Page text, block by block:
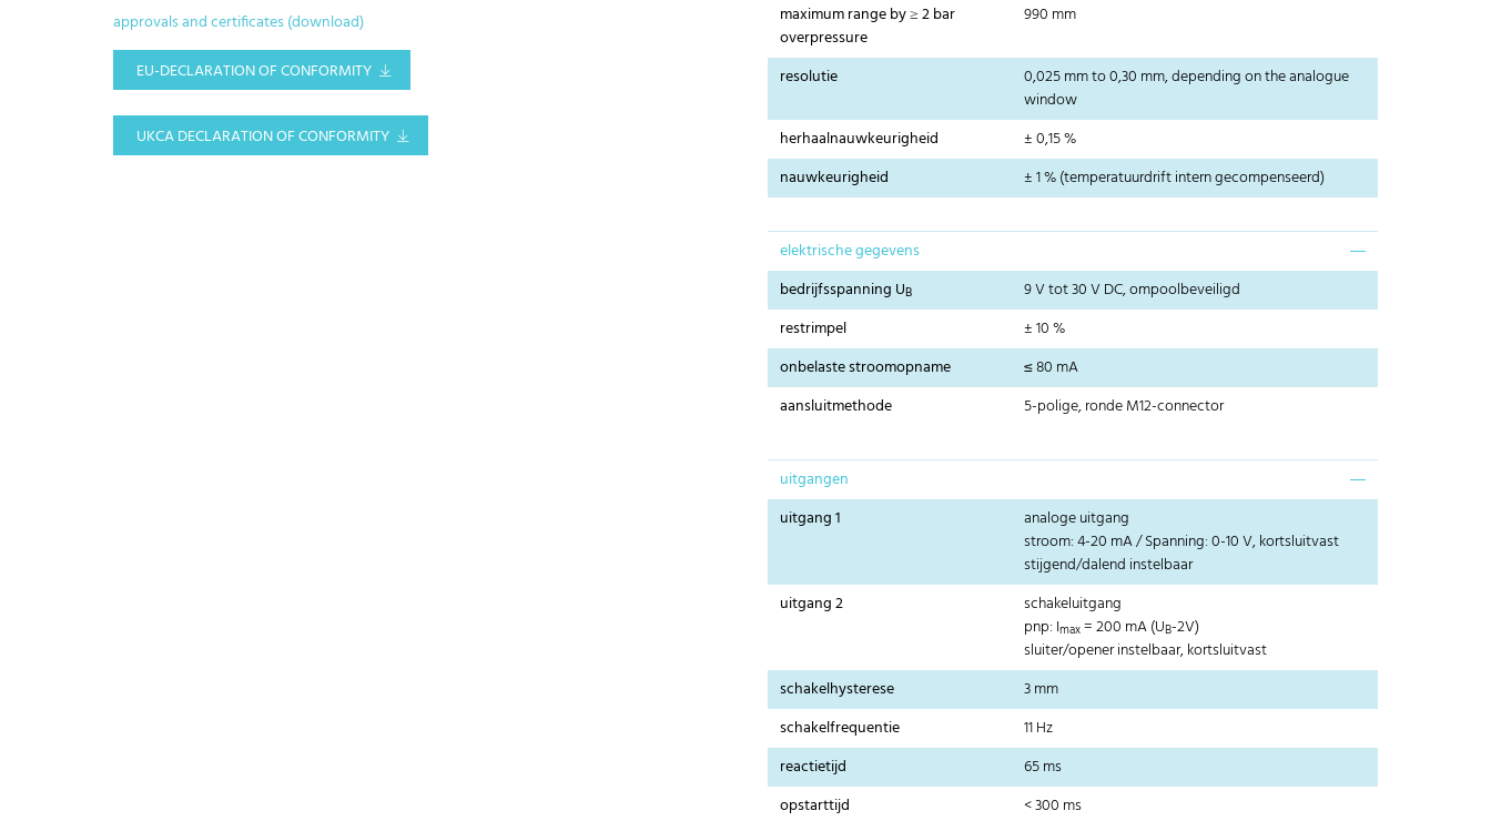
approvals and certificates (download)
EU-DECLARATION OF CONFORMITY
UKCA DECLARATION OF CONFORMITY
maximum range by ≥ 2 bar
overpressure
990 mm
resolutie
0,025 mm to 0,30 mm, depending on the analogue
window
herhaalnauwkeurigheid
± 0,15 %
nauwkeurigheid
± 1 % (temperatuurdrift intern gecompenseerd)
elektrische gegevens
bedrijfsspanning UB
9 V tot 30 V DC, ompoolbeveiligd
restrimpel
± 10 %
onbelaste stroomopname
≤ 80 mA
aansluitmethode
5-polige, ronde M12-connector
uitgangen
uitgang 1
analoge uitgang
stroom: 4-20 mA / Spanning: 0-10 V, kortsluitvast
stijgend/dalend instelbaar
uitgang 2
schakeluitgang
pnp: Imax= 200 mA (UB-2V)
sluiter/opener instelbaar, kortsluitvast
schakelhysterese
3 mm
schakelfrequentie
11 Hz
reactietijd
65 ms
opstarttijd
< 300 ms